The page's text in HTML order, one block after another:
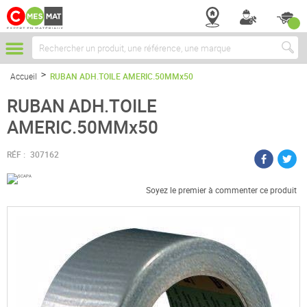
Chercher
Accueil RUBAN ADH.TOILE AMERIC.50MMx50
RUBAN ADH.TOILE
AMERIC.50MMx50
RÉF : 307162
Soyez le premier à commenter ce produit
Passer